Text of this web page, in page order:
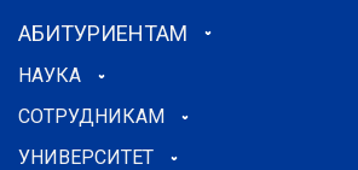
АБИТУРИЕНТАМ
НАУКА
СОТРУДНИКАМ
УНИВЕРСИТЕТ